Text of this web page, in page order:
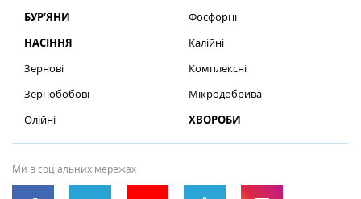
БУР’ЯНИ
НАСІННЯ
Зернові
Зернобобові
Олійні
Фосфорні
Калійні
Комплексні
Мікродобрива
ХВОРОБИ
Ми в соціальних мережах